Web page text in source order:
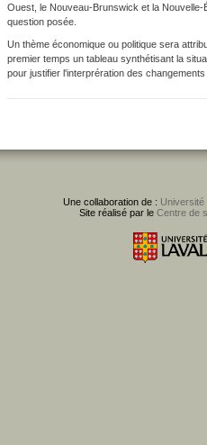
Ouest, le Nouveau-Brunswick et la
question posée.
Un thème économique ou politique sera
premier temps un tableau synthétisant la
pour justifier l'interprération des
Une collaboration de : Université
Site réalisé par le Centre de